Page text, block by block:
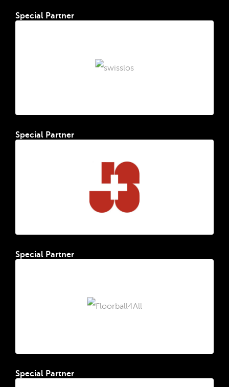
Special Partner
Special Partner
Special Partner
Special Partner